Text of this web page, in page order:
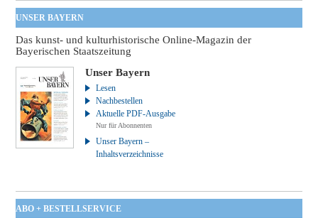
UNSER BAYERN
Das kunst- und kulturhistorische Online-Magazin der
Bayerischen Staatszeitung
Unser Bayern
Lesen
Nachbestellen
Aktuelle PDF-Ausgabe
Nur für Abonnenten
Unser Bayern –
Inhaltsverzeichnisse
ABO + BESTELLSERVICE